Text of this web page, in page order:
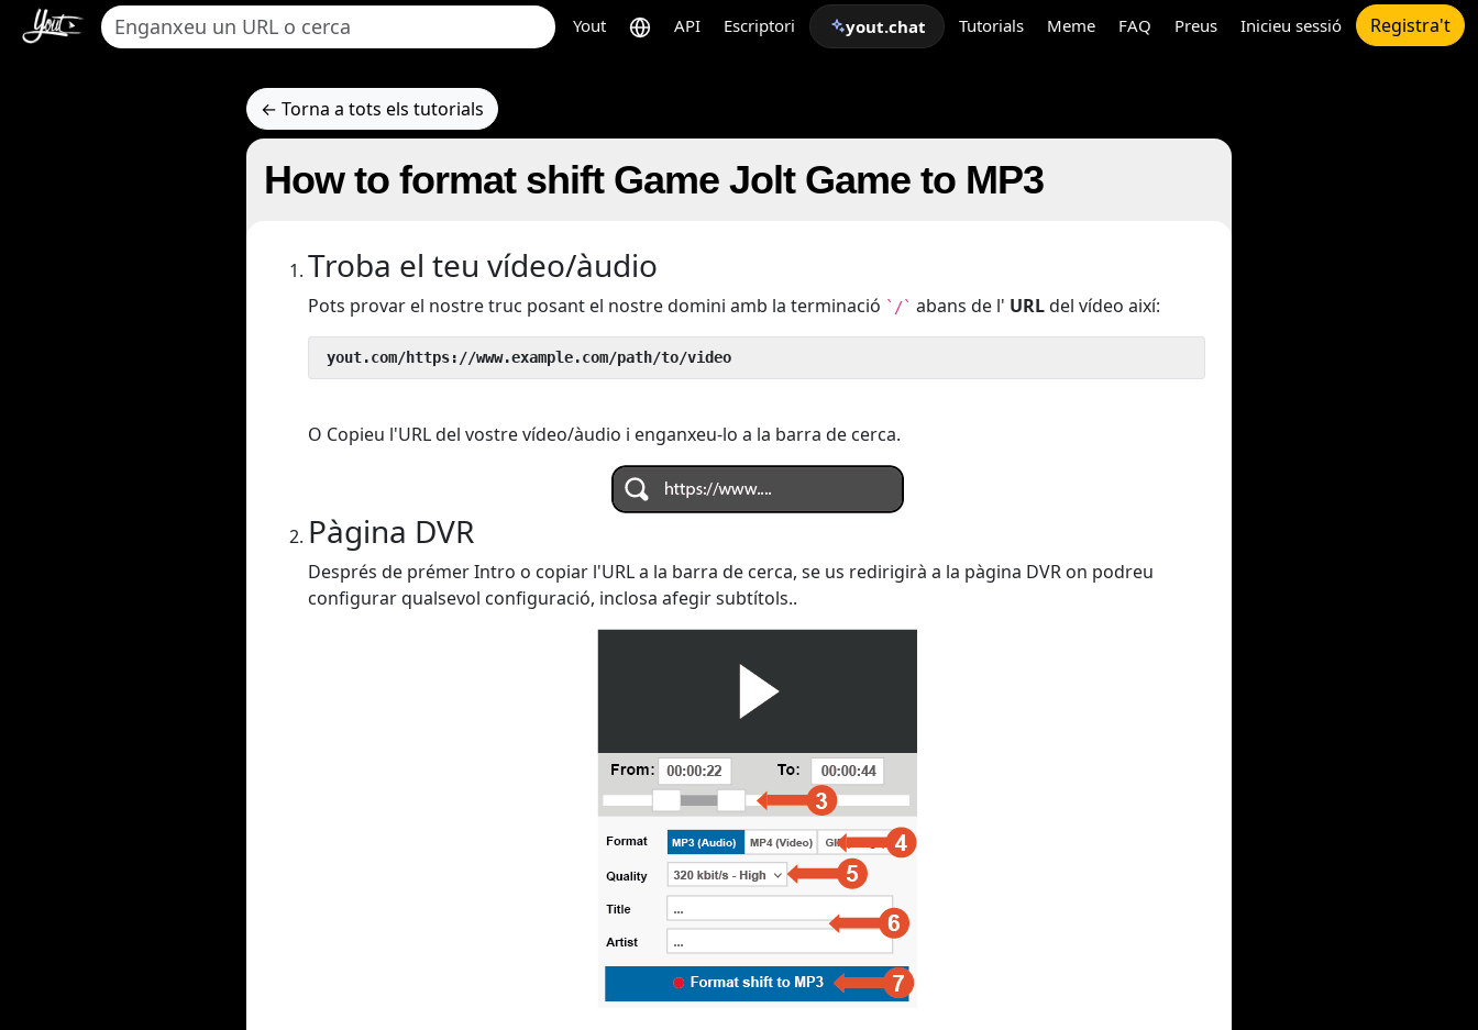
Yout API Escriptori yout.chat Tutorials Meme FAQ Preus Inicieu sessió Registra't
← Torna a tots els tutorials
How to format shift Game Jolt Game to MP3
Troba el teu vídeo/àudio
Pots provar el nostre truc posant el nostre domini amb la terminació `/` abans de l' URLdel vídeo així:
yout.com/https://www.example.com/path/to/video
O Copieu l'URL del vostre vídeo/àudio i enganxeu-lo a la barra de cerca.
Pàgina DVR
Després de prémer Intro o copiar l'URL a la barra de cerca, se us redirigirà a la pàgina DVR on podreu
configurar qualsevol configuració, inclosa afegir subtítols..